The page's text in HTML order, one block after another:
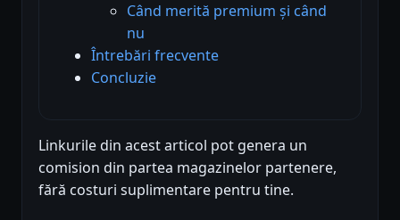
Când merită premium și când
nu
Întrebări frecvente
Concluzie
Linkurile din acest articol pot genera un
comision din partea magazinelor partenere,
fără costuri suplimentare pentru tine.